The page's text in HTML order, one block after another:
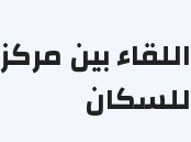
اللقاء بين
للسكان